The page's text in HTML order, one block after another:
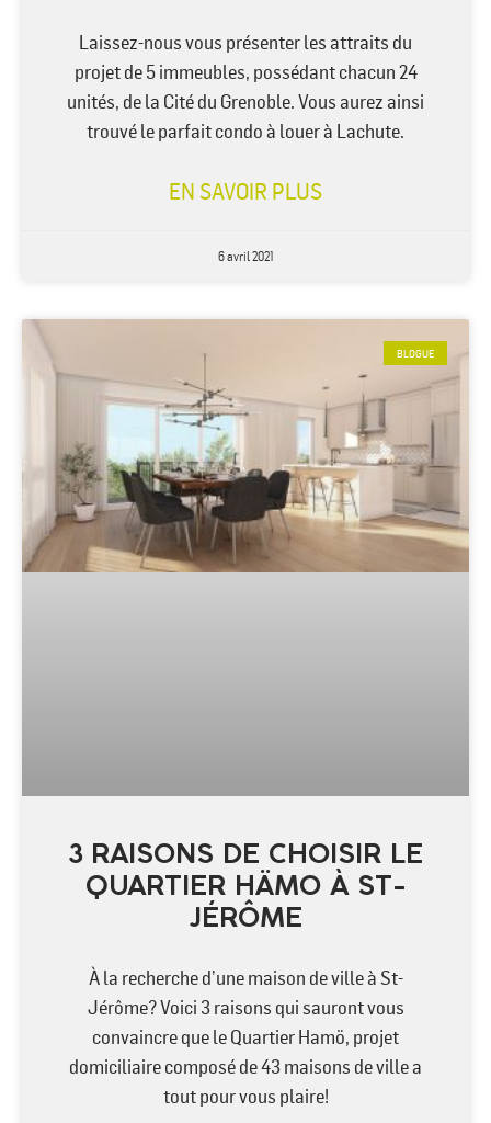
Laissez-nous vous présenter les attraits du
projet de 5 immeubles, possédant chacun 24
unités, de la Cité du Grenoble. Vous aurez ainsi
trouvé le parfait condo à louer à Lachute.
EN SAVOIR PLUS
6 avril 2021
BLOGUE
3 RAISONS DE CHOISIR LE
QUARTIER HÄMO À ST-
JÉRÔME
À la recherche d’une maison de ville à St-
Jérôme? Voici 3 raisons qui sauront vous
convaincre que le Quartier Hamö, projet
domiciliaire composé de 43 maisons de ville a
tout pour vous plaire!